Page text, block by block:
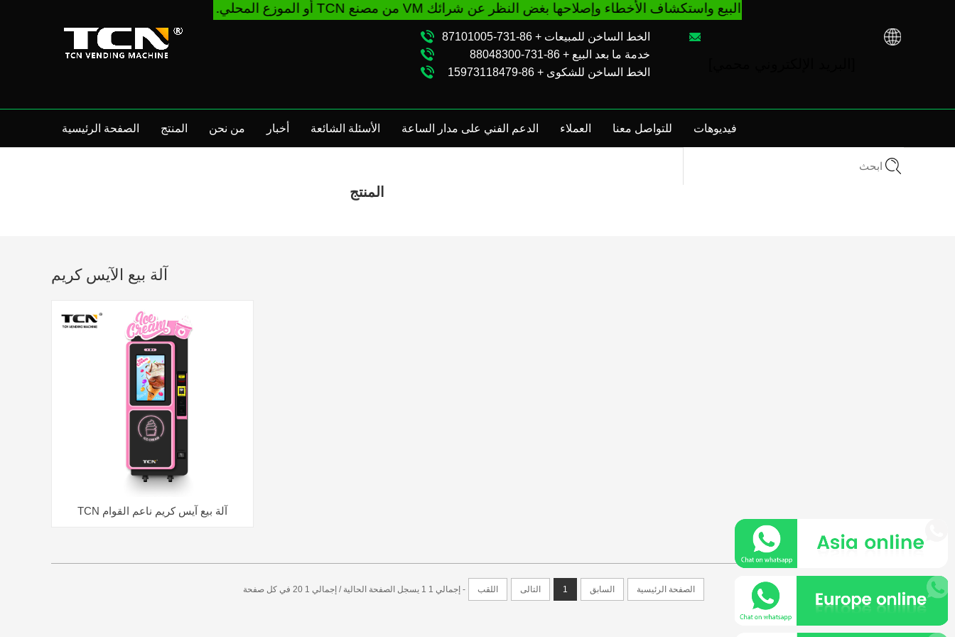
الخط الساخن للمبيعات + 86-731-87101005
خدمة ما بعد البيع + 86-731-88048300
الخط الساخن للشكوى + 86-15973118479
الصفحة الرئيسية المنتج من نحن أخبار الأسئلة الشائعة الدعم الفني على مدار الساعة العملاء للتواصل معنا فيديوهات
المنتج
آلة بيع الآيس كريم
آلة بيع آيس كريم ناعم القوام TCN
الصفحة الرئيسية السابق 1 التالى اللقب - إجمالي 1 1 يسجل الصفحة الحالية / إجمالي 1 20 في كل صفحة